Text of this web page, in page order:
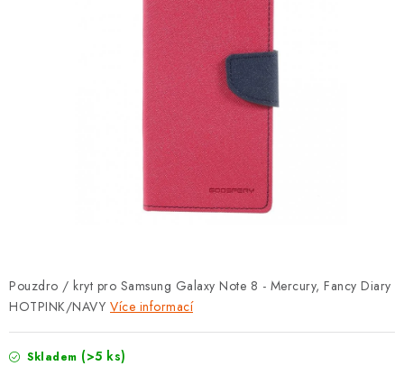
BRAŠNY NA NOTEBOOKY
POUZDRA, OBALY NA APPLE AIRPODS
OCHRANA OSOBNÍCH ÚDAJŮ
Pouzdro / kryt pro Samsung Galaxy Note 8 - Mercury, Fancy Diary
HOTPINK/NAVY Více informací
Skladem (>5 ks)